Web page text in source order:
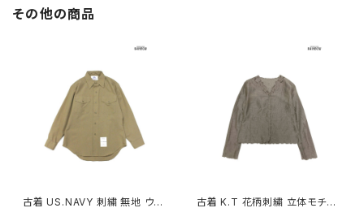
その他の商品
古着 US.NAVY 刺繍 無地 ウー
古着 K.T 花柄刺繍 立体モチー